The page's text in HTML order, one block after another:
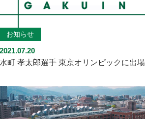
お知らせ
2021.07.20
水町 孝太郎選手 東京オリンピックに出場